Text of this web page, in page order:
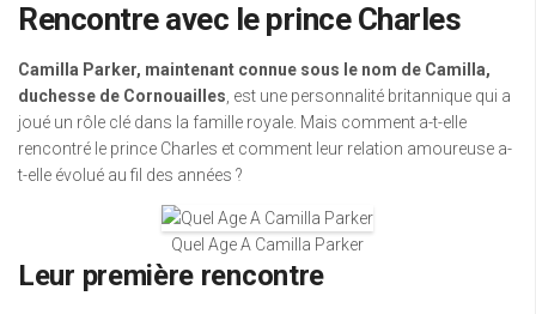
Rencontre avec le prince Charles
Camilla Parker, maintenant connue sous le nom de Camilla,
duchesse de Cornouailles , est une personnalité britannique qui a
joué un rôle clé dans la famille royale. Mais comment a-t-elle
rencontré le prince Charles et comment leur relation amoureuse a-
t-elle évolué au fil des années ?
Quel Age A Camilla Parker
Leur première rencontre